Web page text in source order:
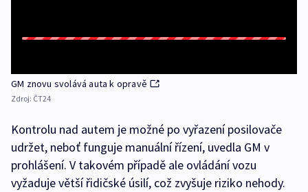
GM znovu svolává auta k opravě
Zdroj: ČT24
Kontrolu nad autem je možné po vyřazení posilovače
udržet, neboť funguje manuální řízení, uvedla GM v
prohlášení. V takovém případě ale ovládání vozu
vyžaduje větší řidičské úsilí, což zvyšuje riziko nehody.